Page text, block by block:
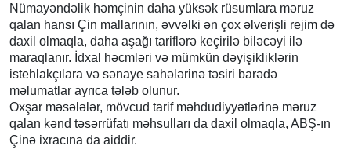
Nümayəndəlik həmçinin daha yüksək rüsumlara məruz
qalan hansı Çin mallarının, əvvəlki ən çox əlverişli rejim də
daxil olmaqla, daha aşağı tariflərə keçirilə biləcəyi ilə
maraqlanır. İdxal həcmləri və mümkün dəyişikliklərin
istehlakçılara və sənaye sahələrinə təsiri barədə
məlumatlar ayrıca tələb olunur.
Oxşar məsələlər, mövcud tarif məhdudiyyətlərinə məruz
qalan kənd təsərrüfatı məhsulları da daxil olmaqla, ABŞ-ın
Çinə ixracına da aiddir.